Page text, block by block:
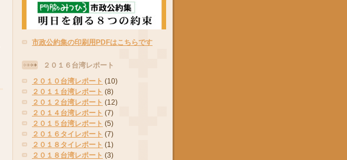
市政公約集の印刷用PDFはこちらです
２０１６台湾レポート
２０１０台湾レポート (10)
２０１１台湾レポート (8)
２０１２台湾レポート (12)
２０１４台湾レポート (7)
２０１５台湾レポート (5)
２０１６タイレポート (7)
２０１８タイレポート (1)
２０１８台湾レポート (3)